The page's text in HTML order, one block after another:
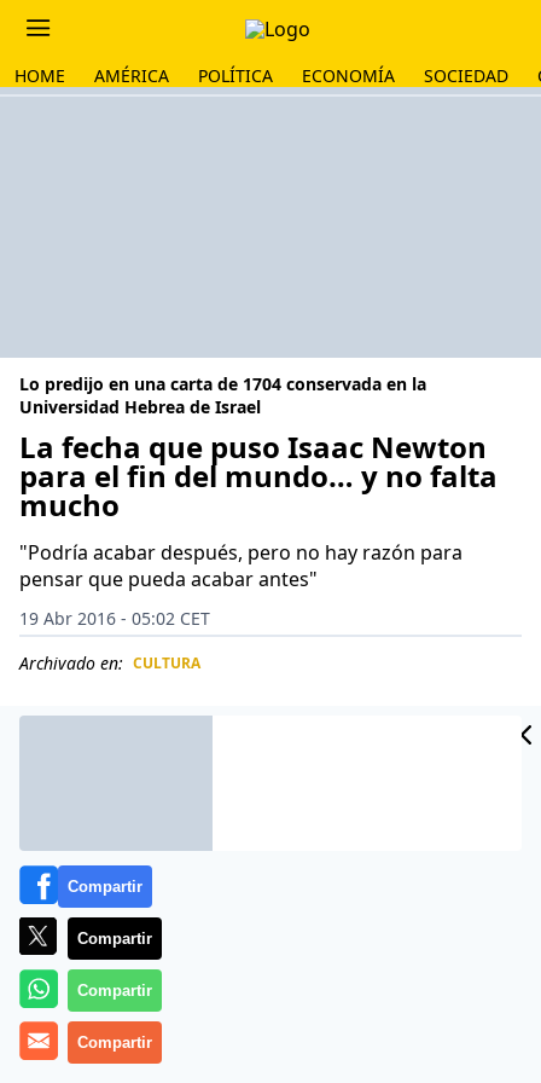
HOME AMÉRICA POLÍTICA ECONOMÍA SOCIEDAD
Lo predijo en una carta de 1704 conservada en la
Universidad Hebrea de Israel
La fecha que puso Isaac Newton
para el fin del mundo… y no falta
mucho
"Podría acabar después, pero no hay razón para
pensar que pueda acabar antes"
19 Abr 2016 - 05:02 CET
Archivado en: CULTURA
No solo a Nostradamus le daba por vaticinar grandes
Compartir
Compartir
Compartir
Compartir